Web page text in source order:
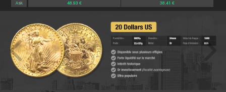
Ask
48.93 €
38.41 €